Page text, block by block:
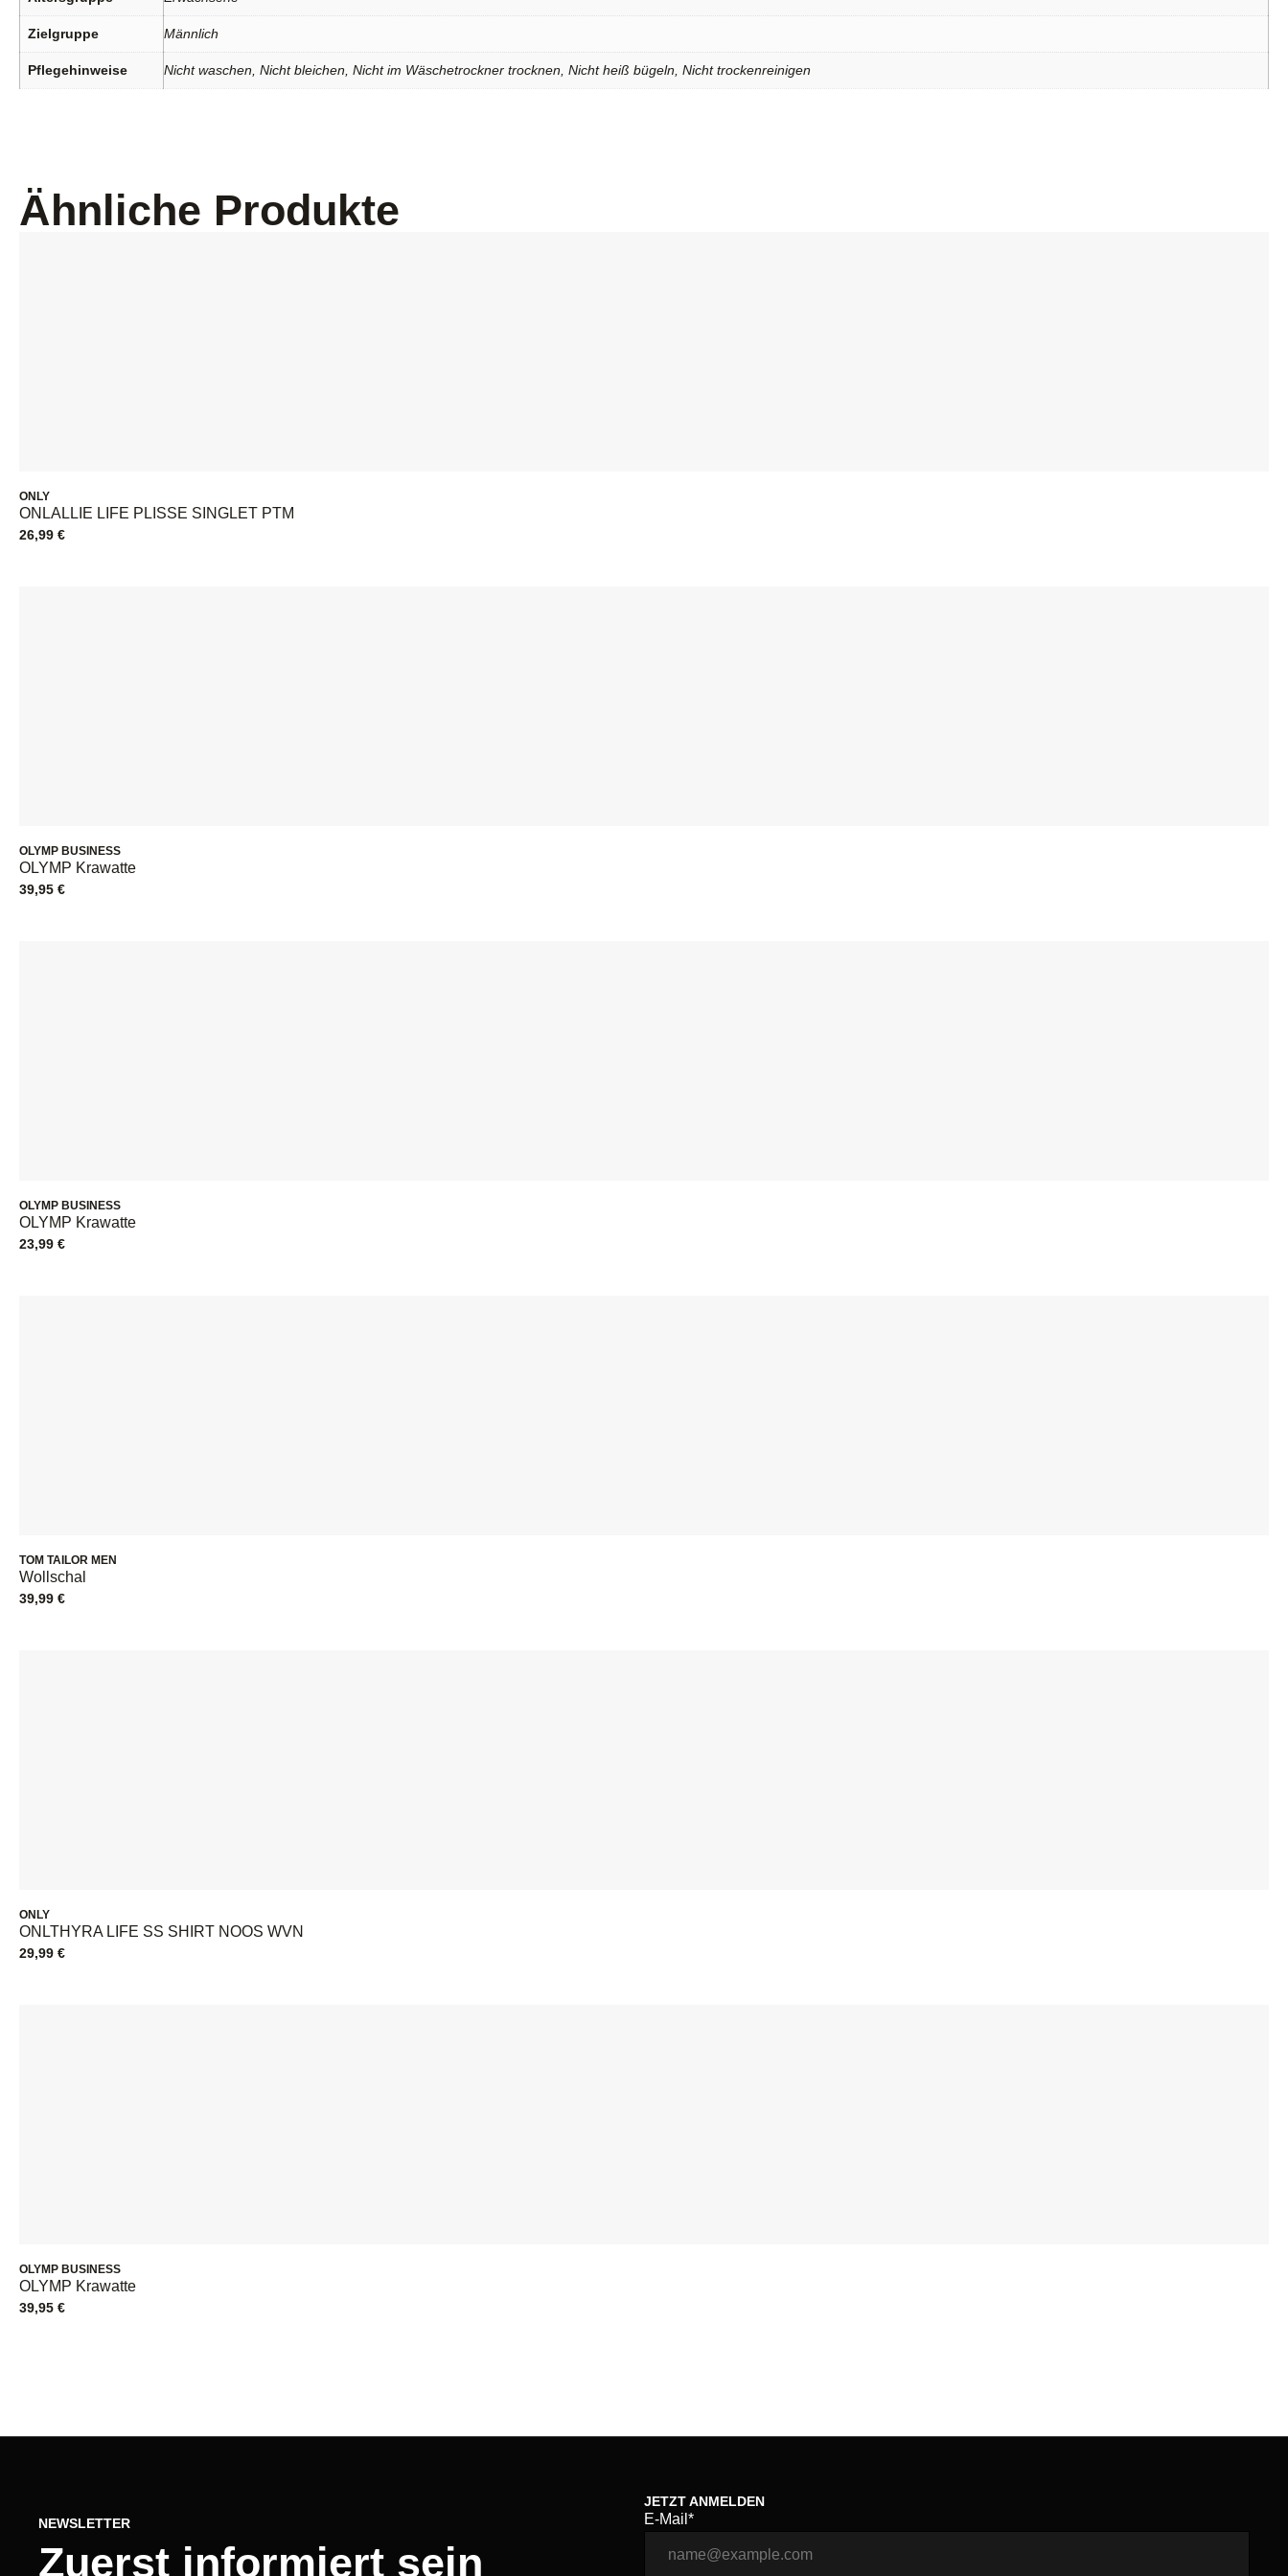
Zielgruppe Männlich
Pflegehinweise Nicht waschen, Nicht bleichen, Nicht im Wäschetrockner trocknen, Nicht heiß bügeln, Nicht trockenreinigen
Ähnliche Produkte
ONLY
ONLALLIE LIFE PLISSE SINGLET PTM
26,99 €
OLYMP BUSINESS
OLYMP Krawatte
39,95 €
OLYMP BUSINESS
OLYMP Krawatte
23,99 €
TOM TAILOR MEN
Wollschal
39,99 €
ONLY
ONLTHYRA LIFE SS SHIRT NOOS WVN
29,99 €
OLYMP BUSINESS
OLYMP Krawatte
39,95 €
NEWSLETTER
Zuerst informiert sein
JETZT ANMELDEN
E-Mail*